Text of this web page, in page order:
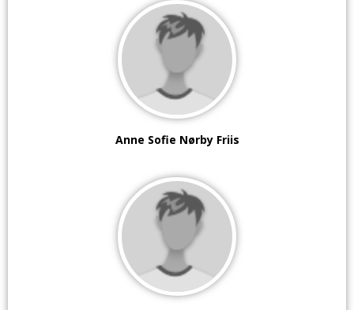
Anne Sofie Nørby Friis